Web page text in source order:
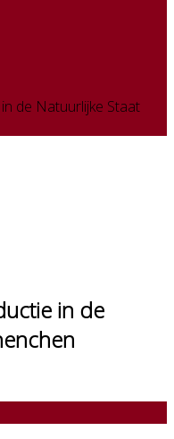
de Natuurlijke Staat
in de